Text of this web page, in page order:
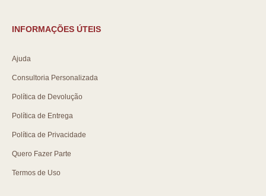
INFORMAÇÕES ÚTEIS
Ajuda
Consultoria Personalizada
Política de Devolução
Política de Entrega
Política de Privacidade
Quero Fazer Parte
Termos de Uso